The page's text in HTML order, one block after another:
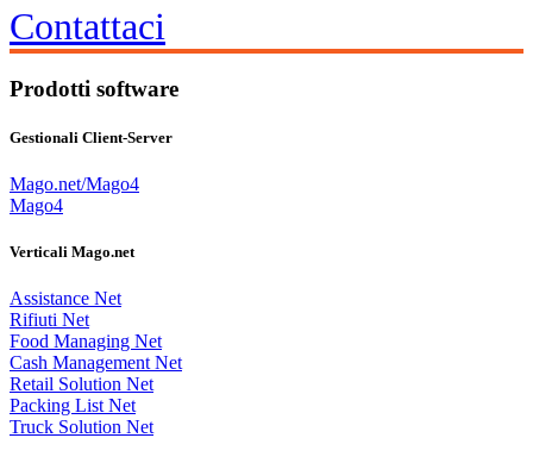
Contattaci
Prodotti software
Gestionali Client-Server
Mago.net/Mago4
Mago4
Verticali Mago.net
Assistance Net
Rifiuti Net
Food Managing Net
Cash Management Net
Retail Solution Net
Packing List Net
Truck Solution Net